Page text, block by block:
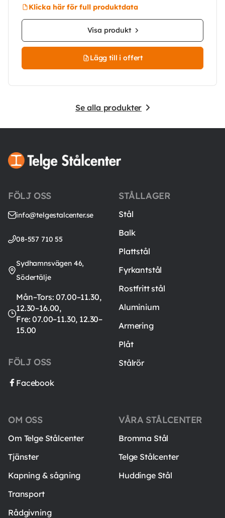
Klicka här för full produktdata
Visa produkt
Lägg till i offert
Se alla produkter
FÖLJ OSS
info@telgestalcenter.se
08-557 710 55
Sydhamnsvägen 46,
Södertälje
Mån–Tors: 07.00–11.30,
12.30–16.00,
Fre: 07.00–11.30, 12.30–
15.00
FÖLJ OSS
Facebook
STÅLLAGER
Stål
Balk
Plattstål
Fyrkantstål
Rostfritt stål
Aluminium
Armering
Plåt
Stålrör
VÅRA STÅLCENTER
Bromma Stål
Telge Stålcenter
Huddinge Stål
OM OSS
Om Telge Stålcenter
Tjänster
Kapning & sågning
Transport
Rådgivning